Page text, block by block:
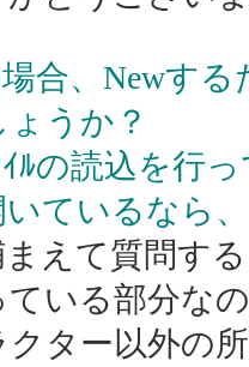
合、Newす
うか？
ﾙの読込を行
いているなら
えて質問す
ている部分な
クター以外の